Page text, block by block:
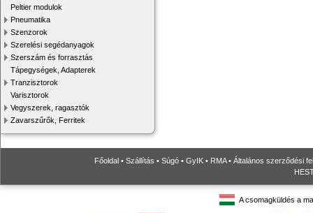
Peltier modulok
Pneumatika
Szenzorok
Szerelési segédanyagok
Szerszám és forrasztás
Tápegységek, Adapterek
Tranzisztorok
Varisztorok
Vegyszerek, ragasztók
Zavarszűrők, Ferritek
Főoldal • Szállítás • Súgó • GyIK • RMA• Általános szerződési
A csomagküldés a